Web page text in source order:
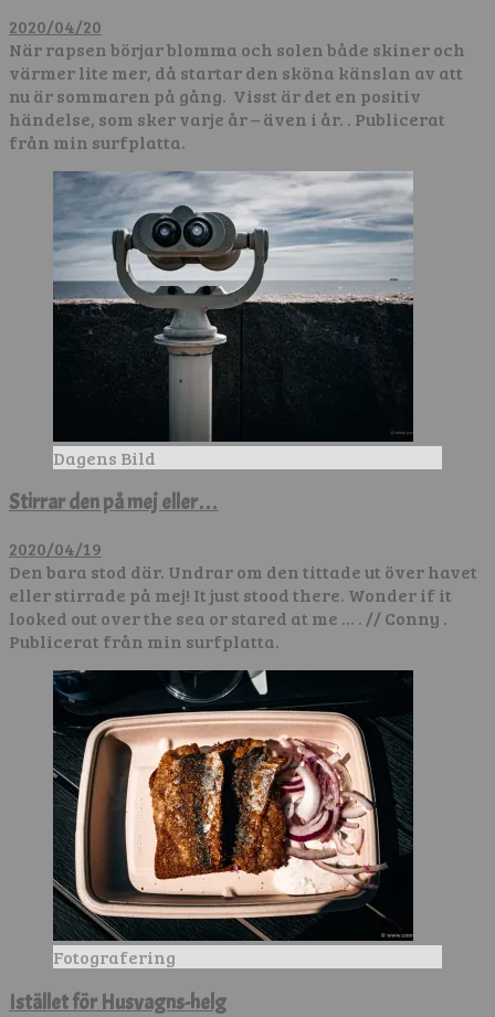
2020/04/20
När rapsen börjar blomma och solen både skiner och
värmer lite mer, då startar den sköna känslan av att
nu är sommaren på gång. Visst är det en positiv
händelse, som sker varje år – även i år. . Publicerat
från min surfplatta.
Dagens Bild
Stirrar den på mej eller…
2020/04/19
Den bara stod där. Undrar om den tittade ut över havet
eller stirrade på mej! It just stood there. Wonder if it
looked out over the sea or stared at me … . // Conny .
Publicerat från min surfplatta.
Fotografering
Istället för Husvagns-helg